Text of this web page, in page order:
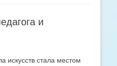
и
искусств стала местом